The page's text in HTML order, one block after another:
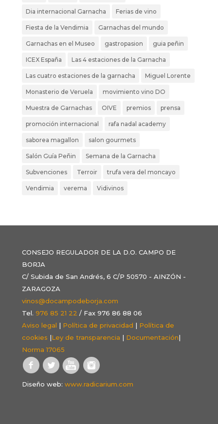
Dia internacional Garnacha Ferias de vino
Fiesta de la Vendimia Garnachas del mundo
Garnachas en el Museo gastropasion guia peñin
ICEX España Las 4 estaciones de la Garnacha
Las cuatro estaciones de la garnacha Miguel Lorente
Monasterio de Veruela movimiento vino DO
Muestra de Garnachas OIVE premios prensa
promoción internacional rafa nadal academy
saborea magallon salon gourmets
Salón Guía Peñin Semana de la Garnacha
Subvenciones Terroir trufa vera del moncayo
Vendimia verema Vidivinos
CONSEJO REGULADOR DE LA D.O. CAMPO DE
BORJA
C/ Subida de San Andrés, 6 C/P 50570 - AINZÓN -
ZARAGOZA
vinos@docampodeborja.com
Tel. 976 85 21 22 / Fax 976 86 88 06
Aviso legal | Política de privacidad | Política de
cookies |Ley de transparencia | Documentación|
Norma 17065
Diseño web: www.radicarium.com